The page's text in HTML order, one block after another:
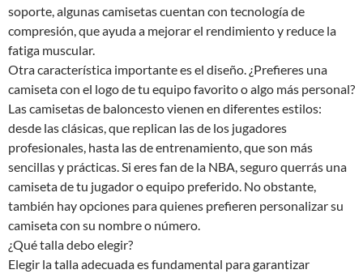
soporte, algunas camisetas cuentan con tecnología de
compresión, que ayuda a mejorar el rendimiento y reduce la
fatiga muscular.
Otra característica importante es el diseño. ¿Prefieres una
camiseta con el logo de tu equipo favorito o algo más personal?
Las camisetas de baloncesto vienen en diferentes estilos:
desde las clásicas, que replican las de los jugadores
profesionales, hasta las de entrenamiento, que son más
sencillas y prácticas. Si eres fan de la NBA, seguro querrás una
camiseta de tu jugador o equipo preferido. No obstante,
también hay opciones para quienes prefieren personalizar su
camiseta con su nombre o número.
¿Qué talla debo elegir?
Elegir la talla adecuada es fundamental para garantizar